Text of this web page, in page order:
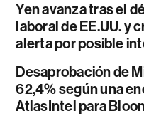
Yen avanza tras el
laboral de EE.UU. y
alerta por posible
Desaprobación de
62,4% según una
AtlasIntel para